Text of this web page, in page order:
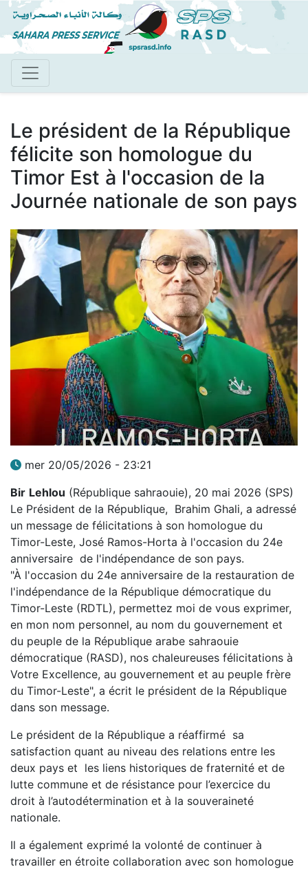
Aller
au
contenu
Le président de la République
félicite son homologue du
Timor Est à l'occasion de la
Journée nationale de son pays
mer 20/05/2026 - 23:21
Bir Lehlou (République sahraouie), 20 mai 2026 (SPS)
Le Président de la République, Brahim Ghali, a adressé
un message de félicitations à son homologue du
Timor-Leste, José Ramos-Horta à l'occasion du 24e
anniversaire de l'indépendance de son pays.
"À l'occasion du 24e anniversaire de la restauration de
l'indépendance de la République démocratique du
Timor-Leste (RDTL), permettez moi de vous exprimer,
en mon nom personnel, au nom du gouvernement et
du peuple de la République arabe sahraouie
démocratique (RASD), nos chaleureuses félicitations à
Votre Excellence, au gouvernement et au peuple frère
du Timor-Leste", a écrit le président de la République
dans son message.
Le président de la République a réaffirmé sa
satisfaction quant au niveau des relations entre les
deux pays et les liens historiques de fraternité et de
lutte commune et de résistance pour l’exercice du
droit à l’autodétermination et à la souveraineté
nationale.
Il a également exprimé la volonté de continuer à
travailler en étroite collaboration avec son homologue